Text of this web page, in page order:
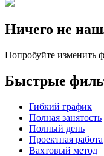
Ничего не
Попробуйте изменить
Быстрые
Гибкий график
Полная занятость
Полный день
Проектная работа
Вахтовый метод